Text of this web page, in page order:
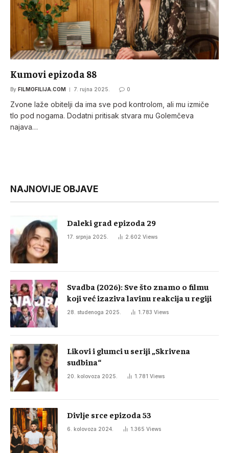
Kumovi epizoda 88
By FILMOFILIJA.COM 7. rujna 2025. 0
Zvone laže obitelji da ima sve pod kontrolom, ali mu izmiče
tlo pod nogama. Dodatni pritisak stvara mu Golemčeva
najava…
NAJNOVIJE OBJAVE
Daleki grad epizoda 29
17. srpnja 2025. 2.602 Views
Svadba (2026): Sve što znamo o filmu
koji već izaziva lavinu reakcija u regiji
28. studenoga 2025. 1.783 Views
Likovi i glumci u seriji „Skrivena
sudbina“
20. kolovoza 2025. 1.781 Views
Divlje srce epizoda 53
6. kolovoza 2024. 1.365 Views